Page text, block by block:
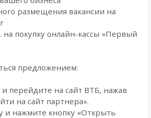
размещения вакансии на
на покупку онлайн-кассы «Первый
предложением:
и перейдите на сайт ВТБ, нажав
на сайт партнера».
и нажмите кнопку «Открыть